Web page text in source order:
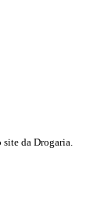
site da Drogaria.